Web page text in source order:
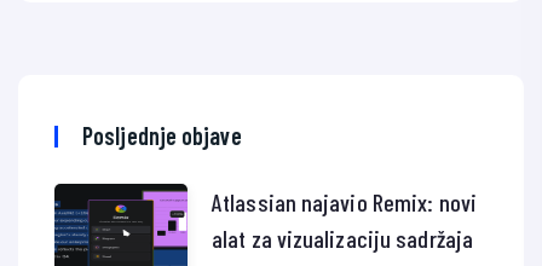
Posljednje objave
Atlassian najavio Remix: novi
alat za vizualizaciju sadržaja